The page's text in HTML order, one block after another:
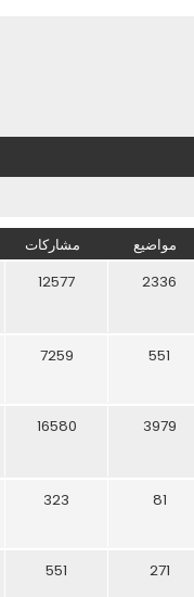
مواضيع مشاركات
2336
12577
551
7259
3979
16580
81
323
271
551